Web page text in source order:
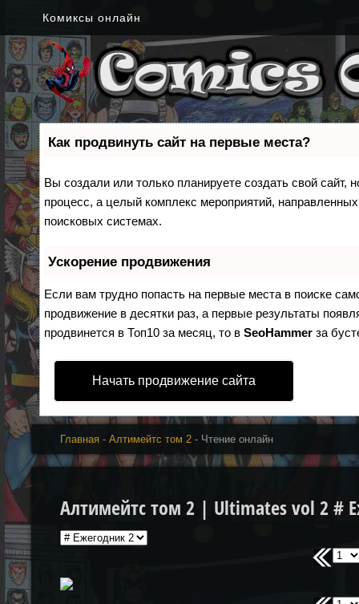
Комиксы онлайн
Как продвинуть сайт на первые места?
Вы создали или только планируете создать свой сайт,
процесс, а целый комплекс мероприятий,
поисковых системах.
Ускорение продвижения
Если вам трудно попасть на первые места в поиске
продвижение в десятки раз, а первые результаты
продвинется в Топ10 за месяц, то вSeoHammer за
Начать продвижение сайта
Главная -Алтимейтс том 2 - Чтение онлайн
Алтимейтс том 2 | Ultimates vol 2 #